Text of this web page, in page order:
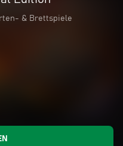
& Brettspiele